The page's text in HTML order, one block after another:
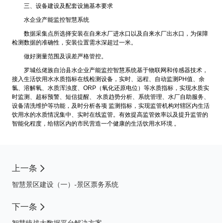
三、设备建设及配套设施基本要求
水企业产能监控智慧系统
数据采集点所选择安装在自来水厂进水口以及自来水厂出水口，为保障
检测数据的准确性，安装位置需水深超过一米。
做好测量范围及误差严格管控。
罗城仫佬族自治县水企业产能监控智慧系统基于物联网和传感器技术，
接入生活饮用水水质指标在线检测设备，实时、远程、自动监测PH值、余
氯、溶解氧、水质浑浊度、ORP（氧化还原电位）等水质指标，实现水质实
时监测、超标预警、短信提醒、 水质趋势分析、系统管理、水厂自助服务、
设备清洗维护等功能，及时分析各项 监测指标，实现监管机构对辖区内生活
饮用水的水质情况集中、实时在线监管。有效提高监管效率以及提升监管的
智能化程度，给辖区内的市民营造一个健康的生活饮用水环境 。
上一条
智慧景区建设（一）-景区票务系统
下一条